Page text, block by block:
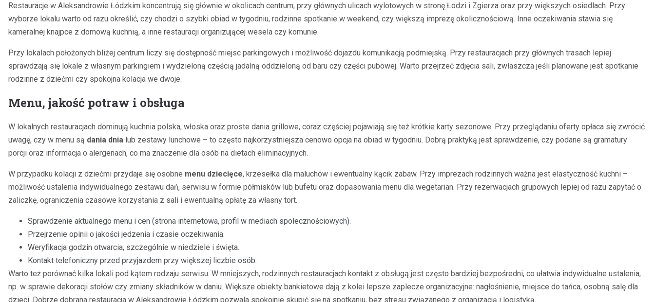
Restauracje w Aleksandrowie Łódzkim koncentrują się głównie w okolicach centrum, przy głównych ulicach wylotowych w stronę Łodzi i Zgierza oraz przy większych osiedlach. Przy
wyborze lokalu warto od razu określić, czy chodzi o szybki obiad w tygodniu, rodzinne spotkanie w weekend, czy większą imprezę okolicznościową. Inne oczekiwania stawia się
kameralnej knajpce z domową kuchnią, a inne restauracji organizującej wesela czy komunie.
Przy lokalach położonych bliżej centrum liczy się dostępność miejsc parkingowych i możliwość dojazdu komunikacją podmiejską. Przy restauracjach przy głównych trasach lepiej
sprawdzają się lokale z własnym parkingiem i wydzieloną częścią jadalną oddzieloną od baru czy części pubowej. Warto przejrzeć zdjęcia sali, zwłaszcza jeśli planowane jest spotkanie
rodzinne z dziećmi czy spokojna kolacja we dwoje.
Menu, jakość potraw i obsługa
W lokalnych restauracjach dominują kuchnia polska, włoska oraz proste dania grillowe, coraz częściej pojawiają się też krótkie karty sezonowe. Przy przeglądaniu oferty opłaca się zwrócić
uwagę, czy w menu są dania dnia lub zestawy lunchowe – to często najkorzystniejsza cenowo opcja na obiad w tygodniu. Dobrą praktyką jest sprawdzenie, czy podane są gramatury
porcji oraz informacja o alergenach, co ma znaczenie dla osób na dietach eliminacyjnych.
W przypadku kolacji z dziećmi przydaje się osobne menu dziecięce, krzesełka dla maluchów i ewentualny kącik zabaw. Przy imprezach rodzinnych ważna jest elastyczność kuchni –
możliwość ustalenia indywidualnego zestawu dań, serwisu w formie półmisków lub bufetu oraz dopasowania menu dla wegetarian. Przy rezerwacjach grupowych lepiej od razu zapytać o
zaliczkę, ograniczenia czasowe korzystania z sali i ewentualną opłatę za własny tort.
Sprawdzenie aktualnego menu i cen (strona internetowa, profil w mediach społecznościowych).
Przejrzenie opinii o jakości jedzenia i czasie oczekiwania.
Weryfikacja godzin otwarcia, szczególnie w niedziele i święta.
Kontakt telefoniczny przed przyjazdem przy większej liczbie osób.
Warto też porównać kilka lokali pod kątem rodzaju serwisu. W mniejszych, rodzinnych restauracjach kontakt z obsługą jest często bardziej bezpośredni, co ułatwia indywidualne ustalenia,
np. w sprawie dekoracji stołów czy zmiany składników w daniu. Większe obiekty bankietowe dają z kolei lepsze zaplecze organizacyjne: nagłośnienie, miejsce do tańca, osobną salę dla
dzieci. Dobrze dobrana restauracja w Aleksandrowie Łódzkim pozwala spokojnie skupić się na spotkaniu, bez stresu związanego z organizacją i logistyką.